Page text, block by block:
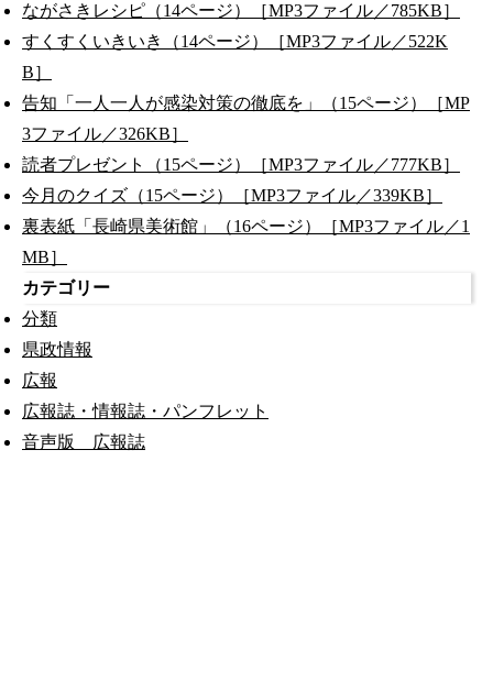
ながさきレシピ（14ページ）［MP3ファイル／785KB］
すくすくいきいき（14ページ）［MP3ファイル／522K
B］
告知「一人一人が感染対策の徹底を」（15ページ）［MP
3ファイル／326KB］
読者プレゼント（15ページ）［MP3ファイル／777KB］
今月のクイズ（15ページ）［MP3ファイル／339KB］
裏表紙「長崎県美術館」（16ページ）［MP3ファイル／1
MB］
カテゴリー
分類
県政情報
広報
広報誌・情報誌・パンフレット
音声版 広報誌